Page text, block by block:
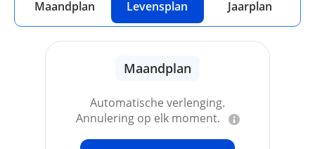
Maandplan Levensplan Jaarplan
Maandplan
Automatische verlenging.
Annulering op elk moment.